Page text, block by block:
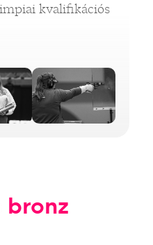
kvalifikációs
bronz